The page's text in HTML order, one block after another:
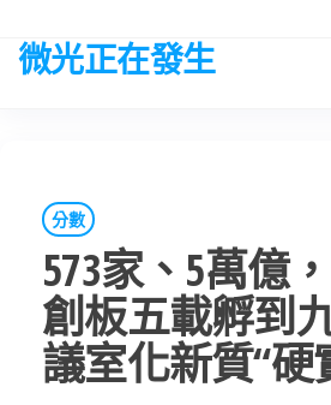
微光正在發生
分數
573家、5萬億
創板五載孵到
議室化新質“硬